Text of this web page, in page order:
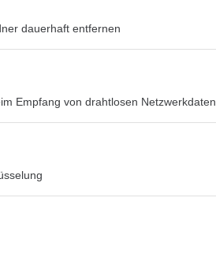
dauerhaft entfernen
Empfang von drahtlosen Netzwerkdaten